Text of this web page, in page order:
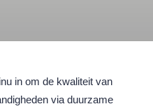
in om de kwaliteit van
via duurzame